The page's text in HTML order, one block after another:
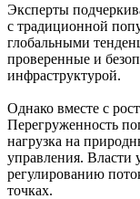
Эксперты
с традиционной
глобальными
проверенные и
инфраструктурой.
Однако вместе с
Перегруженность
нагрузка на
управления. Власти
регулированию
точках.